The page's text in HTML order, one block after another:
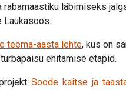
rabamaastiku läbimiseks
Laukasoos.
teema-aasta lehte, kus on
ehitamise etapid.
Soode kaitse ja